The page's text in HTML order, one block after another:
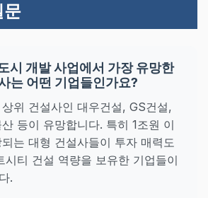
문
시 개발 사업에서 가장 유망한
는 어떤 기업들인가요?
위 건설사인 대우건설, GS건설,
등이 유망합니다. 특히 1조원 이
는 대형 건설사들이 투자 매력도
시티 건설 역량을 보유한 기업들이
.